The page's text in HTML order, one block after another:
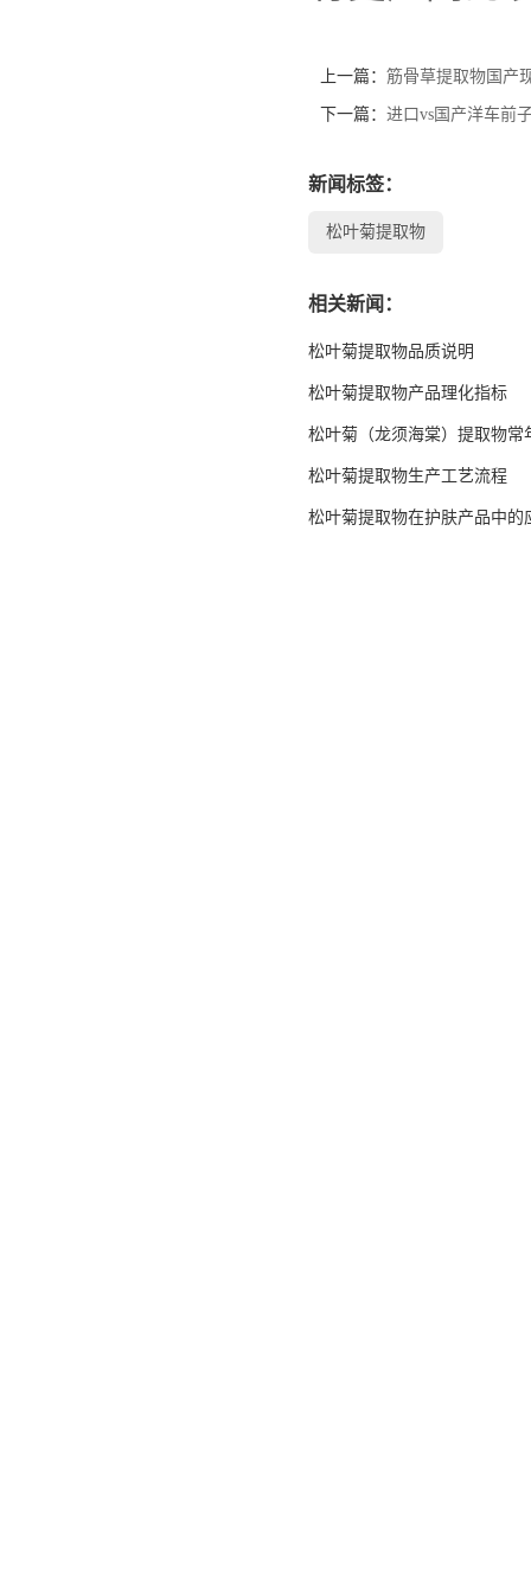
上一篇： 筋骨草提取物国产
下一篇： 进口vs国产洋车前
新闻标签：
松叶菊提取物
相关新闻：
松叶菊提取物品质说明
松叶菊提取物产品理化指标
松叶菊（龙须海棠）提取物常
松叶菊提取物生产工艺流程
松叶菊提取物在护肤产品中的